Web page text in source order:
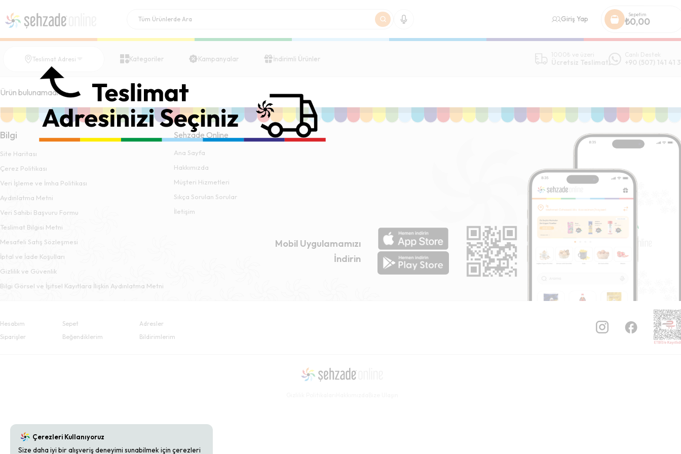
Giriş Yap
Sepetim
₺0,00
Teslimat Adresi Kategoriler Kampanyalar İndirimli Ürünler 1000₺ ve üzeri
Ücretsiz Teslimat
Canlı Destek
+90 (507) 141 41
Ürün bulunamadı.
Bilgi
Site Haritası
Çerez Politikası
Veri İşleme ve İmha Politikası
Aydınlatma Metni
Veri Sahibi Başvuru Formu
Teslimat Bilgisi Metni
Mesafeli Satış Sözleşmesi
İptal ve İade Koşulları
Gizlilik ve Güvenlik
Bilgi Görsel ve İşitsel Kayıtlara İlişkin Aydınlatma Metni
Şehzade Online
Ana Sayfa
Hakkımızda
Müşteri Hizmetleri
Sıkça Sorulan Sorular
İletişim
Mobil Uygulamamızı
İndirin
Hesabım
Siparişler
Sepet
Beğendiklerim
Adresler
Bildirimlerim
Çerezleri Kullanıyoruz
Size daha iyi bir alışveriş deneyimi sunabilmek için çerezleri